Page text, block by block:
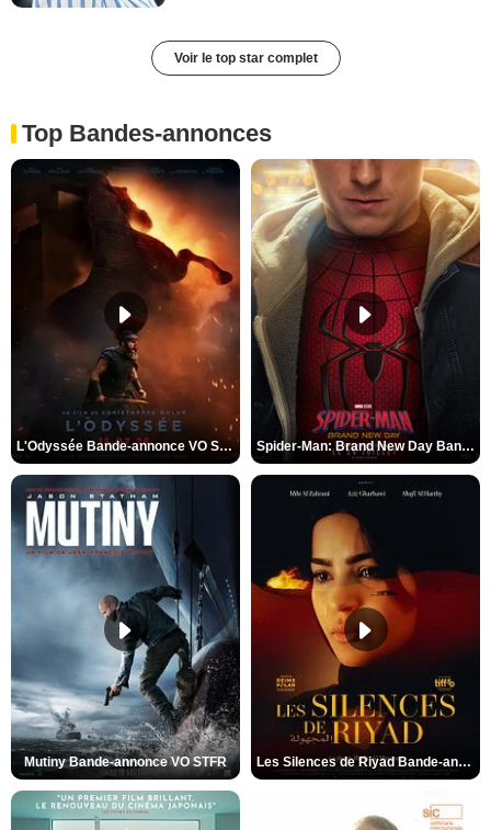
Voir le top star complet
Top Bandes-annonces
L'Odyssée Bande-annonce VO STFR Spider-Man: Brand New Day Bande-annonce VO STFR
Mutiny Bande-annonce VO STFR Les Silences de Riyad Bande-annonce VO STFR